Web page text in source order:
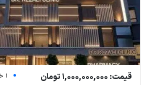
قیمت: 1,000,000,000 تومان
1 خواب